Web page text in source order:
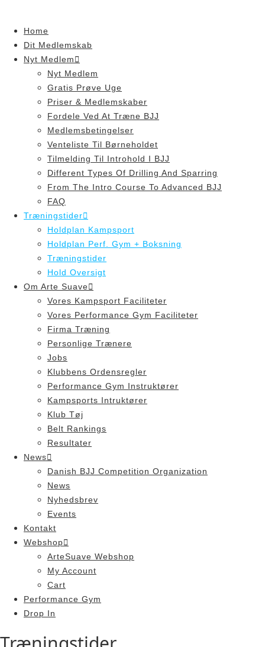
contentHome
Dit Medlemskab
Nyt Medlem
Nyt Medlem
Gratis Prøve Uge
Priser & Medlemskaber
Fordele Ved At Træne BJJ
Medlemsbetingelser
Venteliste Til Børneholdet
Tilmelding Til Introhold I BJJ
Different Types Of Drilling And Sparring
From The Intro Course To Advanced BJJ
FAQ
Træningstider
Holdplan Kampsport
Holdplan Perf. Gym + Boksning
Træningstider
Hold Oversigt
Om Arte Suave
Vores Kampsport Faciliteter
Vores Performance Gym Faciliteter
Firma Træning
Personlige Trænere
Jobs
Klubbens Ordensregler
Performance Gym Instruktører
Kampsports Intruktører
Klub Tøj
Belt Rankings
Resultater
News
Danish BJJ Competition Organization
News
Nyhedsbrev
Events
Kontakt
Webshop
ArteSuave Webshop
My Account
Cart
Performance Gym
Drop In